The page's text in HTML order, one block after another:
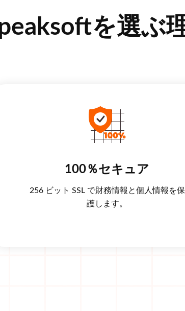
を選ぶ
100％セキュア
256 ビット SSL で財務情報と個人情報を保
護します。